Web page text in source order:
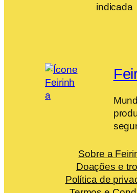
indicada
Sobre a
Doações e
Política de